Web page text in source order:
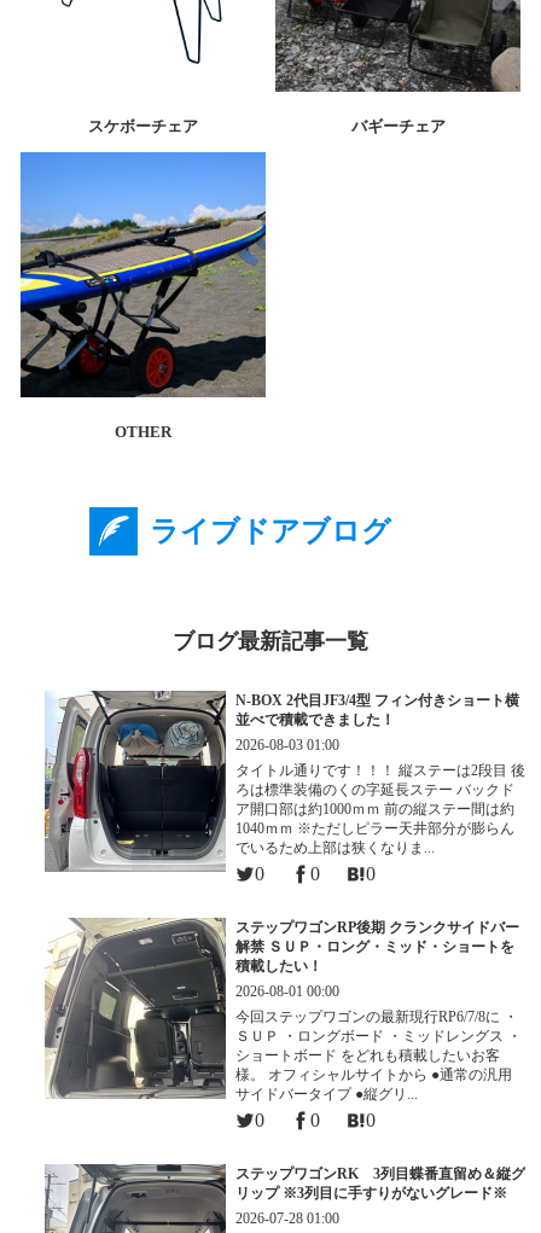
スケボーチェア バギーチェア
OTHER
ライブドアブログ
ブログ最新記事一覧
N-BOX 2代目JF3/4型 フィン付きショート横
並べで積載できました！
2026-08-03 01:00
タイトル通りです！！！ 縦ステーは2段目 後
ろは標準装備のくの字延長ステー バックド
ア開口部は約1000ｍｍ 前の縦ステー間は約
1040ｍｍ ※ただしピラー天井部分が膨らん
でいるため上部は狭くなりま...
0 0 0
ステップワゴンRP後期 クランクサイドバー
解禁 ＳＵＰ・ロング・ミッド・ショートを
積載したい！
2026-08-01 00:00
今回ステップワゴンの最新現行RP6/7/8に ・
ＳＵＰ ・ロングボード ・ミッドレングス ・
ショートボード をどれも積載したいお客
様。 オフィシャルサイトから ●通常の汎用
サイドバータイプ ●縦グリ...
0 0 0
ステップワゴンRK 3列目蝶番直留め＆縦グ
リップ ※3列目に手すりがないグレード※
2026-07-28 01:00